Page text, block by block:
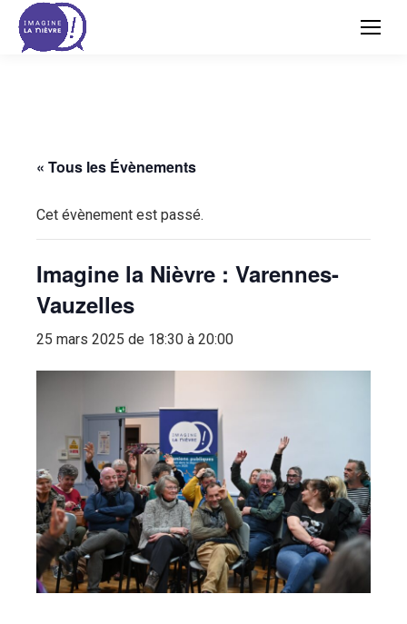
« Tous les Évènements
Cet évènement est passé.
Imagine la Nièvre : Varennes-
Vauzelles
25 mars 2025 de 18:30 à 20:00